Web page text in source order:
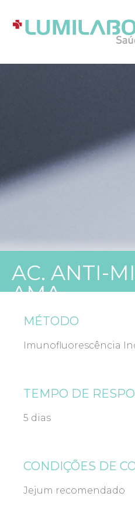
AC. ANTI-
AMA
MÉTODO
Imunofluorescência
TEMPO DE
5 dias
CONDIÇÕES DE
Jejum recomendado
Última atualização 18